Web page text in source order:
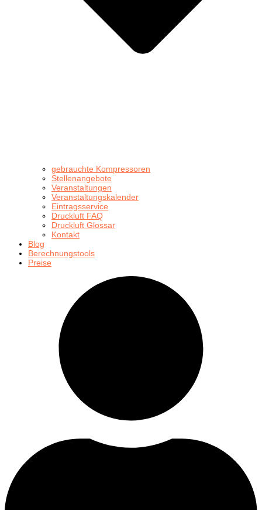
gebrauchte Kompressoren
Stellenangebote
Veranstaltungen
Veranstaltungskalender
Eintragsservice
Druckluft FAQ
Druckluft Glossar
Kontakt
Blog
Berechnungstools
Preise